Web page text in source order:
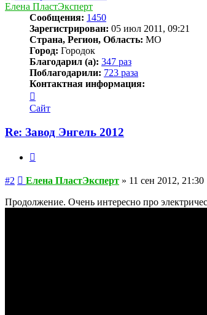
Елена ПластЭксперт
Сообщения: 1450
Зарегистрирован: 05 июл 2011, 09:21
Страна, Регион, Область: МО
Город: Городок
Благодарил (а): 347 раз
Поблагодарили: 723 раза
Контактная информация:
информация
пользователя
Елена
ПластЭксперт
Сайт
Re: Завод Энгель 2012
#2 Сообщение
Елена ПластЭксперт » 11 сен 2012, 21:30
Продолжение. Очень интересно про